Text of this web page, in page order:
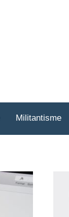
Militantisme